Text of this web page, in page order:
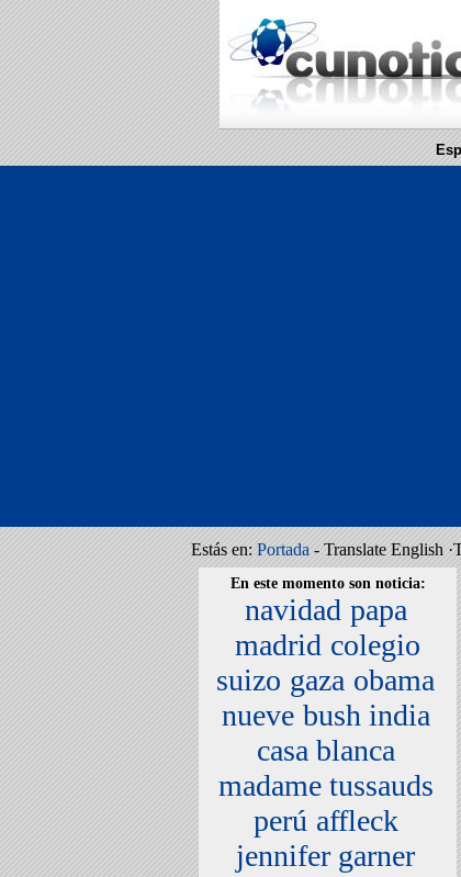
Estás en:Portada- Translate English
En este momento son noticia:
navidad papa
madrid colegio
suizo gaza obama
nueve bush india
casa blanca
madame tussauds
perú affleck
jennifer garner